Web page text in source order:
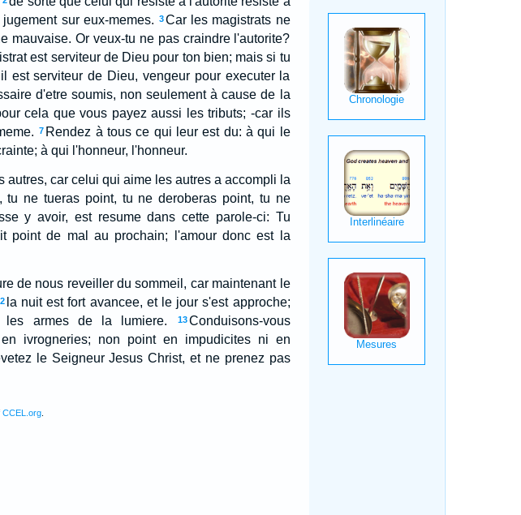
sur eux-memes. 3Car les magistrats ne
mauvaise. Or veux-tu ne pas craindre l'autorite?
est serviteur de Dieu pour ton bien; mais si tu
serviteur de Dieu, vengeur pour executer la
d'etre soumis, non seulement à cause de la
cela que vous payez aussi les tributs; -car ils
7 Rendez à tous ce qui leur est du: à qui le
à qui l'honneur, l'honneur.
car celui qui aime les autres a accompli la
ne tueras point, tu ne deroberas point, tu ne
y avoir, est resume dans cette parole-ci: Tu
point de mal au prochain; l'amour donc est la
de nous reveiller du sommeil, car maintenant le
la nuit est fort avancee, et le jour s'est approche;
les armes de la lumiere.
13 Conduisons-vous
ivrogneries; non point en impudicites ni en
le Seigneur Jesus Christ, et ne prenez pas
CCEL.org